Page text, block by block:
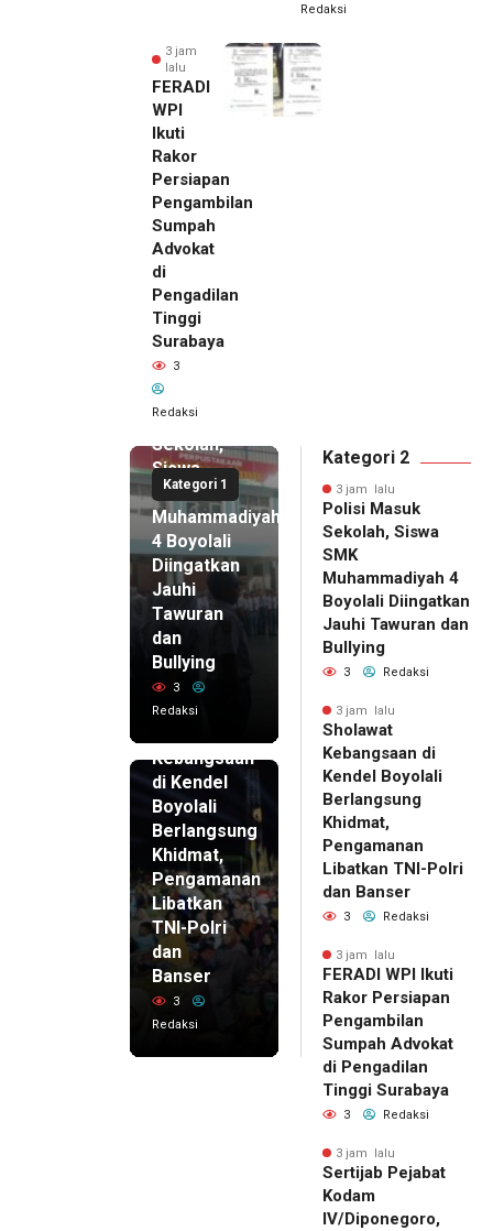
Redaksi
3 jam
lalu
FERADI
WPI
Ikuti
Rakor
Persiapan
Pengambilan
Sumpah
Advokat
di
Pengadilan
Tinggi
Surabaya
3
Redaksi
Kategori 1
Polisi
Masuk
Sekolah,
Siswa
SMK
Muhammadiyah
4 Boyolali
Diingatkan
Jauhi
Tawuran
dan
Bullying
3
Redaksi
3 jam lalu
Kebangsaan
di Kendel
Boyolali
Berlangsung
Khidmat,
Pengamanan
Libatkan
TNI-Polri
dan
Banser
3
Redaksi
Kategori 2
3 jam lalu
Polisi Masuk
Sekolah, Siswa
SMK
Muhammadiyah 4
Boyolali Diingatkan
Jauhi Tawuran dan
Bullying
3 Redaksi
3 jam lalu
Sholawat
Kebangsaan di
Kendel Boyolali
Berlangsung
Khidmat,
Pengamanan
Libatkan TNI-Polri
dan Banser
3 Redaksi
3 jam lalu
FERADI WPI Ikuti
Rakor Persiapan
Pengambilan
Sumpah Advokat
di Pengadilan
Tinggi Surabaya
3 Redaksi
3 jam lalu
Sertijab Pejabat
Kodam
IV/Diponegoro,